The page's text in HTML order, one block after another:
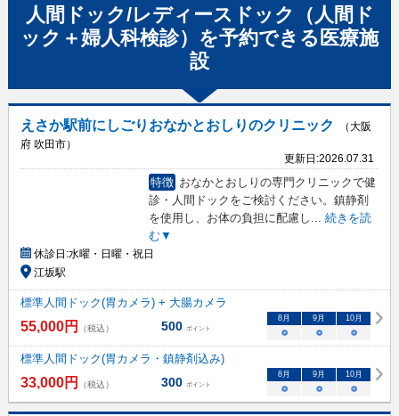
人間ドック/レディースドック（人間ド
ック＋婦人科検診） を予約できる 医療施
設
えさか駅前にしごりおなかとおしりのクリニック
（大阪
府 吹田市）
更新日:2026.07.31
特徴 おなかとおしりの専門クリニックで健
診・人間ドックをご検討ください。鎮静剤
を使用し、お体の負担に配慮し ... 続きを読
む▼
休診日:水曜・日曜・祝日
江坂駅
標準人間ドック(胃カメラ) + 大腸カメラ
55,000円 （税込） 500 ポイント
8月 9月 10月
○ ○ ○
標準人間ドック(胃カメラ・鎮静剤込み)
33,000円 （税込） 300 ポイント
8月 9月 10月
○ ○ ○